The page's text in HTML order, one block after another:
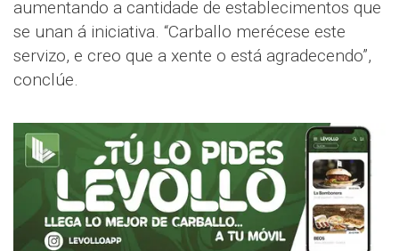
aumentando a cantidade de establecimentos que
se unan á iniciativa. “Carballo merécese este
servizo, e creo que a xente o está agradecendo”,
conclúe.